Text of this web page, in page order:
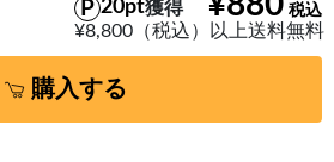
20pt獲得
¥8,800（税込）以上送料無料
購入する